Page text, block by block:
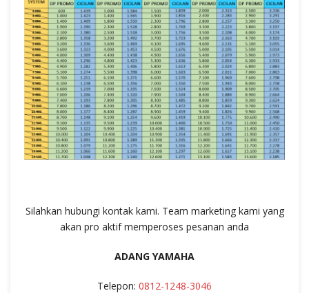
Silahkan hubungi kontak kami. Team marketing kami yang
akan pro aktif memperoses pesanan anda
ADANG YAMAHA
Telepon: 0812-1248-3046